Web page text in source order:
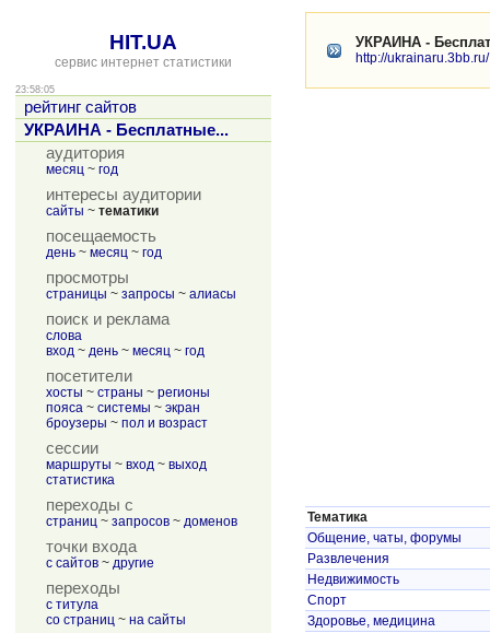
HIT.UA
сервис интернет статистики
23:58:05
рейтинг сайтов
УКРАИНА - Бесплатные...
аудитория
месяц ~ год
интересы аудитории
сайты ~ тематики
посещаемость
день ~ месяц ~ год
просмотры
страницы ~ запросы ~ алиасы
поиск и реклама
слова
вход ~ день ~ месяц ~ год
посетители
хосты ~ страны ~ регионы
пояса ~ системы ~ экран
броузеры ~ пол и возраст
сессии
маршруты ~ вход ~ выход
статистика
переходы с
страниц ~ запросов ~ доменов
точки входа
с сайтов ~ другие
переходы
с титула
со страниц ~ на сайты
УКРАИНА -
http://ukrainaru.3bb.ru/
Тематика
Общение, чаты, форумы
Развлечения
Недвижимость
Спорт
Здоровье, медицина